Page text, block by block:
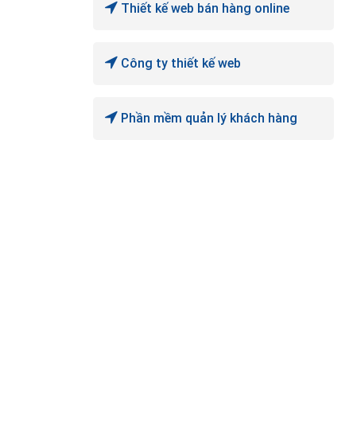
Thiết kế web bán hàng online
Công ty thiết kế web
Phần mềm quản lý khách hàng